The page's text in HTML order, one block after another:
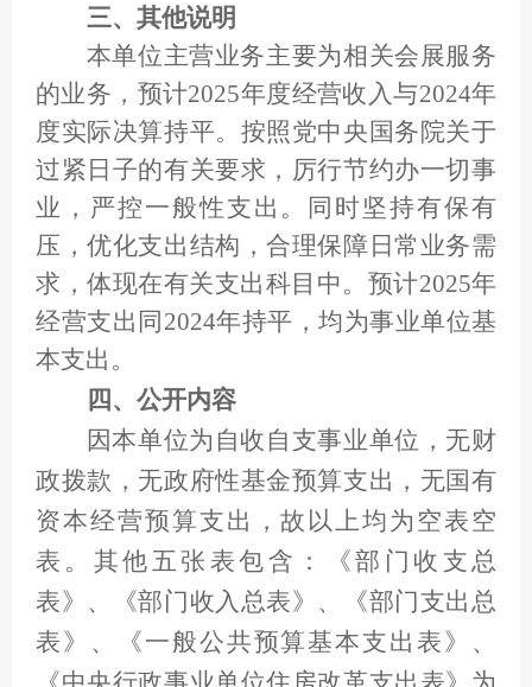
三、其他说明
本单位主营业务主要为相关会展服务
的业务，预计2025年度经营收入与2024年
度实际决算持平。按照党中央国务院关于
过紧日子的有关要求，厉行节约办一切事
业，严控一般性支出。同时坚持有保有
压，优化支出结构，合理保障日常业务需
求，体现在有关支出科目中。预计2025年
经营支出同2024年持平，均为事业单位基
本支出。
四、公开内容
因本单位为自收自支事业单位，无财
政拨款，无政府性基金预算支出，无国有
资本经营预算支出，故以上均为空表空
表。其他五张表包含：《部门收支总
表》、《部门收入总表》、《部门支出总
表》、《一般公共预算基本支出表》、